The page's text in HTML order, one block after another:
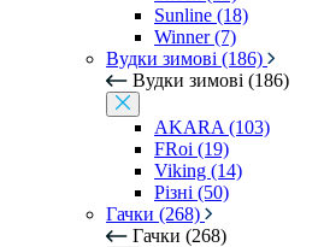
Sunline (18)
Winner (7)
Вудки зимові (186)
Вудки зимові (186)
AKARA (103)
FRoi (19)
Viking (14)
Різні (50)
Гачки (268)
Гачки (268)